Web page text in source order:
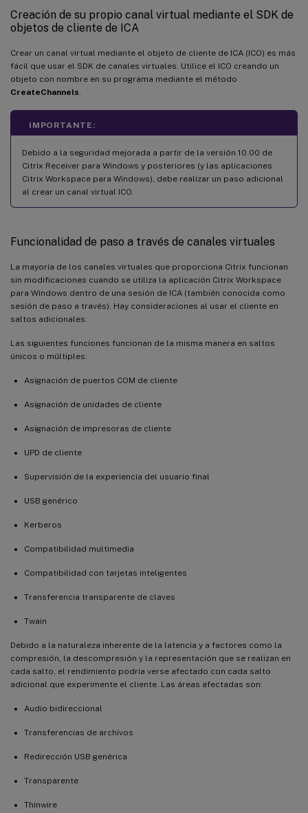
Creación de su propio canal virtual mediante el SDK de
objetos de cliente de ICA
Crear un canal virtual mediante el objeto de cliente de ICA (ICO) es más
fácil que usar el SDK de canales virtuales. Utilice el ICO creando un
objeto con nombre en su programa mediante el método
CreateChannels
IMPORTANTE:
Debido a la seguridad mejorada a partir de la versión 10.00 de
Citrix Receiver para Windows y posteriores (y las aplicaciones
Citrix Workspace para Windows), debe realizar un paso adicional
al crear un canal virtual ICO.
Funcionalidad de paso a través de canales virtuales
La mayoría de los canales virtuales que proporciona Citrix funcionan
sin modificaciones cuando se utiliza la aplicación Citrix Workspace
para Windows dentro de una sesión de ICA (también conocida como
sesión de paso a través). Hay consideraciones al usar el cliente en
saltos adicionales.
Las siguientes funciones funcionan de la misma manera en saltos
únicos o múltiples:
Asignación de puertos COM de cliente
Asignación de unidades de cliente
Asignación de impresoras de cliente
UPD de cliente
Supervisión de la experiencia del usuario final
USB genérico
Kerberos
Compatibilidad multimedia
Compatibilidad con tarjetas inteligentes
Transferencia transparente de claves
Twain
Debido a la naturaleza inherente de la latencia y a factores como la
compresión, la descompresión y la representación que se realizan en
cada salto, el rendimiento podría verse afectado con cada salto
adicional que experimente el cliente. Las áreas afectadas son:
Audio bidireccional
Transferencias de archivos
Redirección USB genérica
Transparente
Thinwire